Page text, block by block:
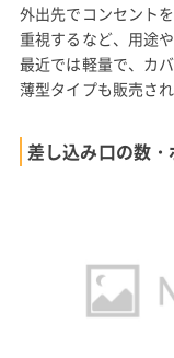
外出先でコンセント
重視するなど、用途
最近では軽量で、カ
薄型タイプも販売され
差し込み口の数